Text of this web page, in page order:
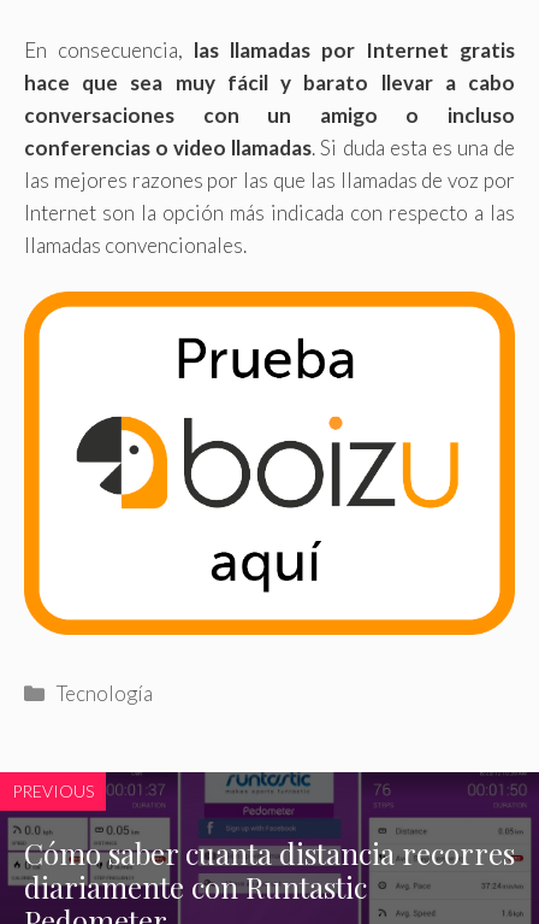
En consecuencia, las llamadas por Internet gratis
hace que sea muy fácil y barato llevar a cabo
conversaciones con un amigo o incluso
conferencias o video llamadas. Si duda esta es una de
las mejores razones por las que las llamadas de voz por
Internet son la opción más indicada con respecto a las
llamadas convencionales.
Categorías
Tecnología
PREVIOUS
Cómo saber cuanta distancia recorres
diariamente con Runtastic